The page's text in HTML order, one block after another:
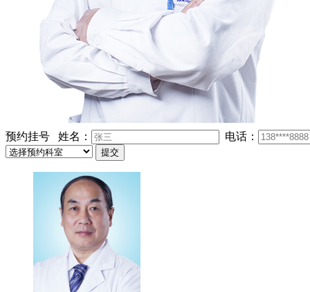
预约挂号 姓名： 电话：